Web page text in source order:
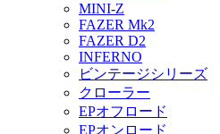
MINI-Z
FAZER Mk2
FAZER D2
INFERNO
ビンテージシリーズ
クローラー
EPオフロード
EPオンロード